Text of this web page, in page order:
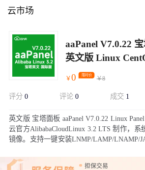
云市场
aaPanel V7.0.22
英文版 Linux
净面板 系统盘40G
￥0 限时价
￥8
评分 0 评论 0 成交 1
英文版 宝塔面板 aaPanel V7.0.22 Linux
云官方AlibabaCloudLinux 3.2 LTS 制作，系
镜像。支持一键安装LNMP/LAMP/LNAMP/
担保交易